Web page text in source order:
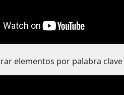
elementos por palabra